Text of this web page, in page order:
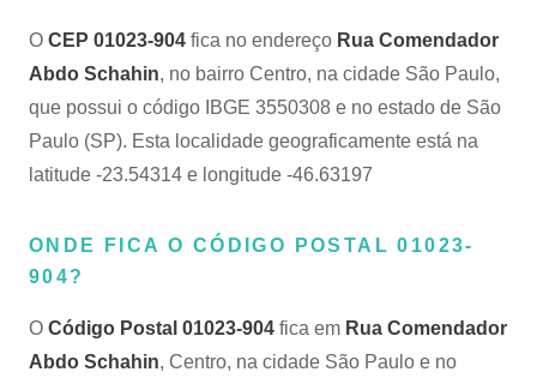
O CEP 01023-904 fica no endereço Rua Comendador
Abdo Schahin, no bairro Centro, na cidade São Paulo,
que possui o código IBGE 3550308 e no estado de São
Paulo (SP). Esta localidade geograficamente está na
latitude -23.54314 e longitude -46.63197
ONDE FICA O CÓDIGO POSTAL 01023-
904?
O Código Postal 01023-904 fica em Rua Comendador
Abdo Schahin, Centro, na cidade São Paulo e no